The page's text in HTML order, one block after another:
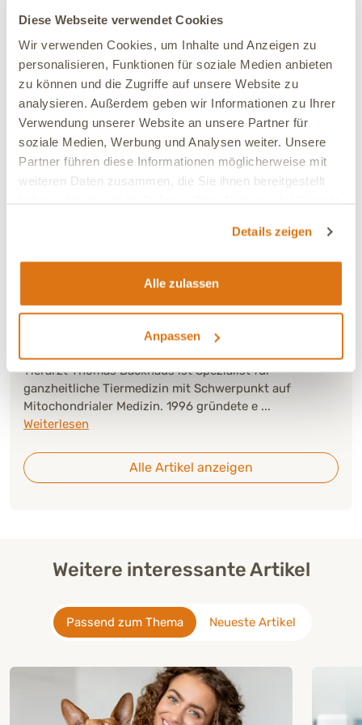
Diese Webseite verwendet Cookies
Wir verwenden Cookies, um Inhalte und Anzeigen zu
personalisieren, Funktionen für soziale Medien anbieten
zu können und die Zugriffe auf unsere Website zu
analysieren. Außerdem geben wir Informationen zu Ihrer
Verwendung unserer Website an unsere Partner für
soziale Medien, Werbung und Analysen weiter. Unsere
Partner führen diese Informationen möglicherweise mit
weiteren Daten zusammen, die Sie ihnen bereitgestellt
Details zeigen
Alle zulassen
Anpassen
Über Tierarzt Thomas Backhaus
Tierarzt Thomas Backhaus ist Spezialist für
ganzheitliche Tiermedizin mit Schwerpunkt auf
Mitochondrialer Medizin. 1996 gründete e ...
Weiterlesen
Alle Artikel anzeigen
Weitere interessante Artikel
Passend zum Thema Neueste Artikel